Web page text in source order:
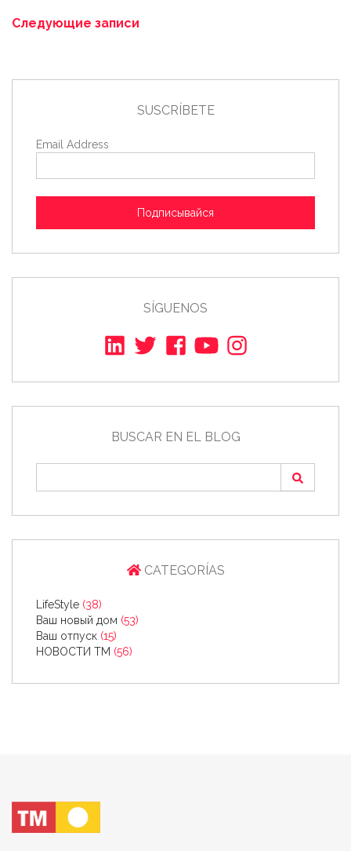
Следующие записи
SUSCRÍBETE
Email Address
Подписывайся
SÍGUENOS
BUSCAR EN EL BLOG
CATEGORÍAS
LifeStyle (38)
Ваш новый дом (53)
Ваш отпуск (15)
НОВОСТИ ТМ (56)